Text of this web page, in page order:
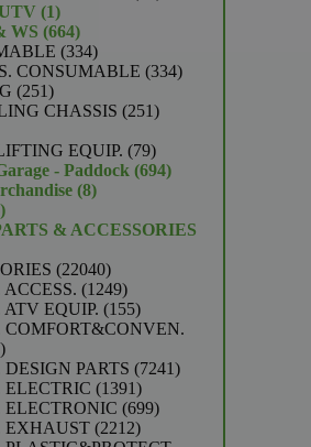
11
product
WS 664664
producten
334334
producten
CONSUMABLE 334334
251251
producten
CHASSIS 251251
EQUIP. 7979
producten
- Paddock 694694
88
1866
producten& ACCESSORIES
2204022040
producten
ACCESS. 12491249
producten
ATV EQUIP. 155155
producten
COMFORT&CONVEN.
2042
producten
DESIGN PARTS 72417241
ELECTRIC 13911391
producten
ELECTRONIC 699699
EXHAUST 22122212